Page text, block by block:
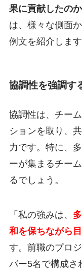
果に貢献したのか
は、様々な側面
例文を紹介します
協調性を強調す
協調性は、チー
ションを取り、
力です。特に、
ーが集まるチー
るでしょう。
「私の強みは、
和を保ちながら
す。前職のプロ
バー5名で構成さ